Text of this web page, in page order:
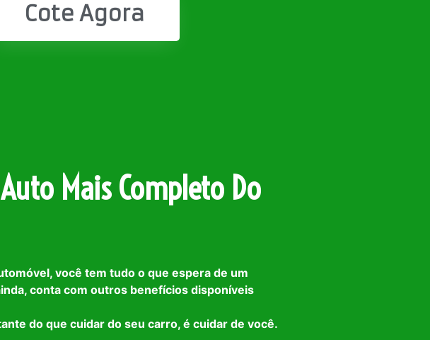
Cote Agora
Mais Completo Do
você tem tudo o que espera de um
conta com outros benefícios disponíveis
do que cuidar do seu carro, é cuidar de você.